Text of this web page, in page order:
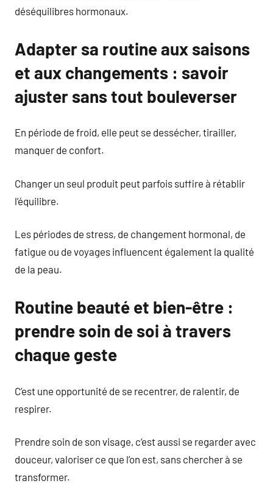
déséquilibres hormonaux.
Adapter sa routine aux saisons
et aux changements : savoir
ajuster sans tout bouleverser
En période de froid, elle peut se dessécher, tirailler,
manquer de confort.
Changer un seul produit peut parfois suffire à rétablir
l’équilibre.
Les périodes de stress, de changement hormonal, de
fatigue ou de voyages influencent également la qualité
de la peau.
Routine beauté et bien-être :
prendre soin de soi à travers
chaque geste
C’est une opportunité de se recentrer, de ralentir, de
respirer.
Prendre soin de son visage, c’est aussi se regarder avec
douceur, valoriser ce que l’on est, sans chercher à se
transformer.